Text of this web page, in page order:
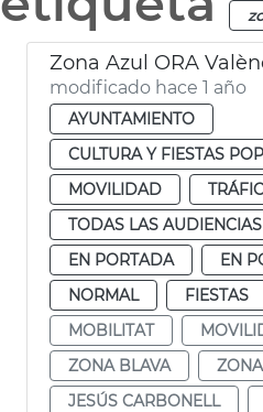
Zona Azul ORA
modificado hace 1 año
AYUNTAMIENTO
CULTURA Y FIESTAS
MOVILIDAD
TODAS LAS AUDIENCIAS
EN PORTADA
EN
NORMAL
FIESTAS
MOBILITAT
ZONA BLAVA
JESÚS CARBONELL